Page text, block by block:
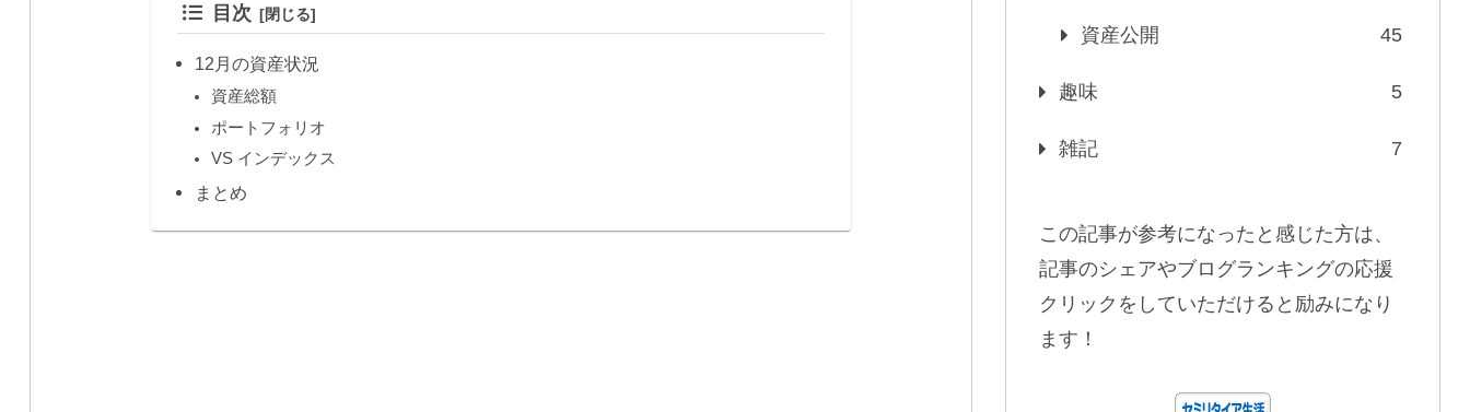
目次
12月の資産状況
資産総額
ポートフォリオ
VS インデックス
まとめ
資産公開 45
趣味 5
雑記 7
この記事が参考になったと感じた方は、
記事のシェアやブログランキングの応援
クリックをしていただけると励みになり
ます！